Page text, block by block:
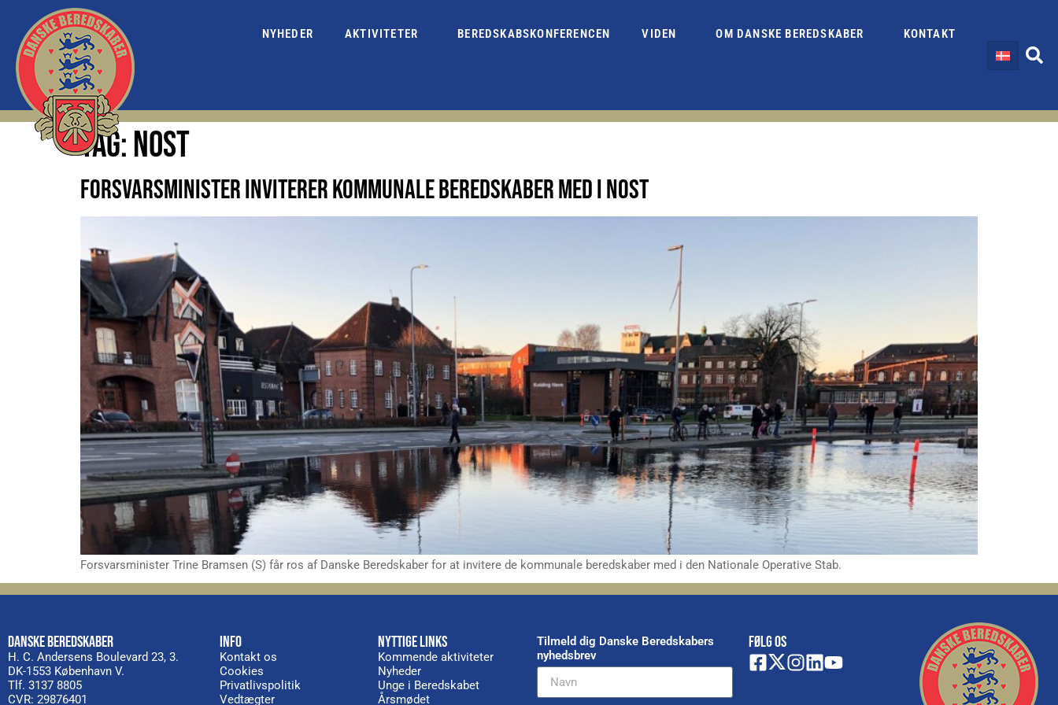
NYHEDER AKTIVITETER BEREDSKABSKONFERENCEN VIDEN OM DANSKE BEREDSKABER KONTAKT
TAG:NOST
FORSVARSMINISTER INVITERER KOMMUNALE BEREDSKABER MED I NOST
Forsvarsminister Trine Bramsen (S) får ros af Danske Beredskaber for at invitere de kommunale beredskaber med i den Nationale Operative Stab.
DANSKE BEREDSKABER
H. C. Andersens Boulevard 23, 3.
DK-1553 København V.
Tlf. 3137 8805
CVR: 29876401
INFO
Kontakt os
Cookies
Privatlivspolitik
Vedtægter
NYTTIGE LINKS
Kommende aktiviteter
Nyheder
Unge i Beredskabet
Årsmødet
Tilmeld dig Danske Beredskabers
nyhedsbrev
FØLG OS